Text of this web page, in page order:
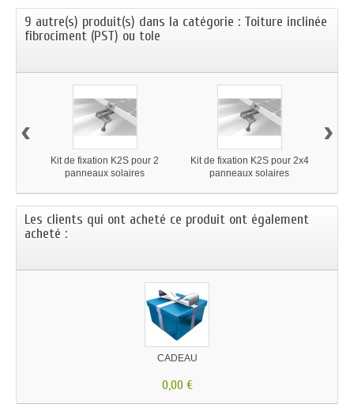
9 autre(s) produit(s) dans la catégorie : Toiture inclinée
fibrociment (PST) ou tole
Kit de fixation K2S pour 2
panneaux solaires
Kit de fixation K2S pour 2x4
panneaux solaires
‹ ›
Les clients qui ont acheté ce produit ont également
acheté :
CADEAU
0,00 €